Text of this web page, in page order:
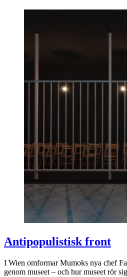
Antipopulistisk front
I Wien omformar Mumoks nya chef
genom museet – och hur museet rör